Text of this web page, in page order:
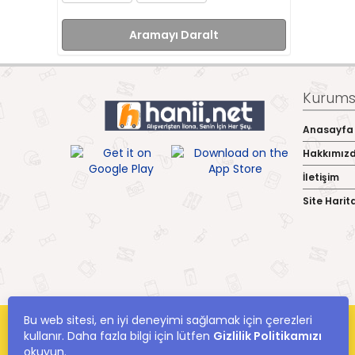
Aramayı Daralt
Anasayfa
İletişim
Site
Bu web sitesi, en iyi deneyimi sağlamak için çerezleri
kullanır. Daha fazla bilgi için lütfen Gizlilik Politikamızı
okuyun.